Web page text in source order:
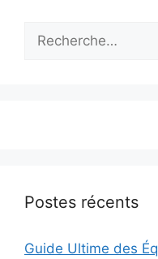
Postes récents
Guide Ultime des